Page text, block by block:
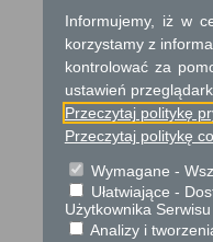
Informujemy, iż w
korzystamy z
kontrolować za
ustawień
Przeczytaj politykę
Przeczytaj politykę
Wymagane -
Ułatwiające -
Użytkownika
Analizy i